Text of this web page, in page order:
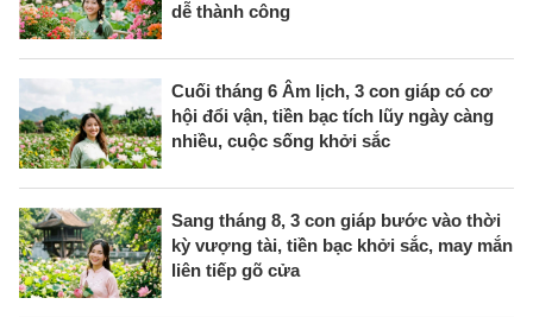
dễ thành công
Cuối tháng 6 Âm lịch, 3 con giáp có cơ
hội đổi vận, tiền bạc tích lũy ngày càng
nhiều, cuộc sống khởi sắc
Sang tháng 8, 3 con giáp bước vào thời
kỳ vượng tài, tiền bạc khởi sắc, may mắn
liên tiếp gõ cửa